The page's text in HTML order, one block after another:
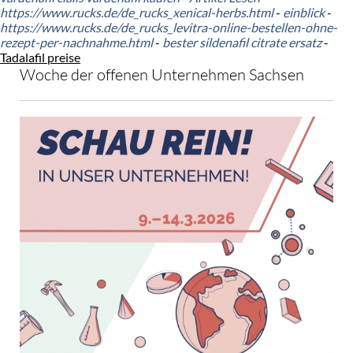
https://www.rucks.de/de_rucks_xenical-herbs.html- einblick-
https://www.rucks.de/de_rucks_levitra-online-bestellen-ohne-
rezept-per-nachnahme.html- bester sildenafil citrate ersatz-
Tadalafil preise
Woche der offenen Unternehmen Sachsen